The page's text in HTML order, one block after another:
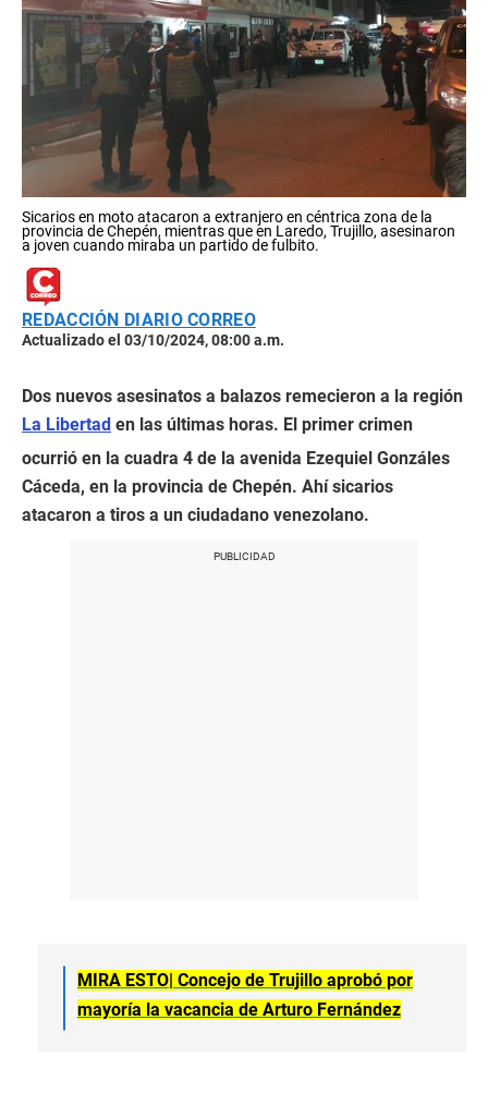
Sicarios en moto atacaron a extranjero en céntrica zona de la
provincia de Chepén, mientras que en Laredo, Trujillo, asesinaron
a joven cuando miraba un partido de fulbito.
REDACCIÓN DIARIO CORREO
Actualizado el 03/10/2024, 08:00 a.m.
Dos nuevos asesinatos a balazos remecieron a la región
La Libertad en las últimas horas. El primer crimen
ocurrió en la cuadra 4 de la avenida Ezequiel Gonzáles
Cáceda, en la provincia de Chepén. Ahí sicarios
atacaron a tiros a un ciudadano venezolano.
MIRA ESTO| Concejo de Trujillo aprobó por
mayoría la vacancia de Arturo Fernández